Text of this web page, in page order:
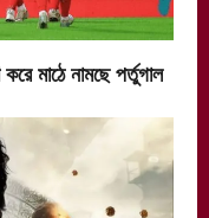
মাঠে নামছে পর্তুগাল